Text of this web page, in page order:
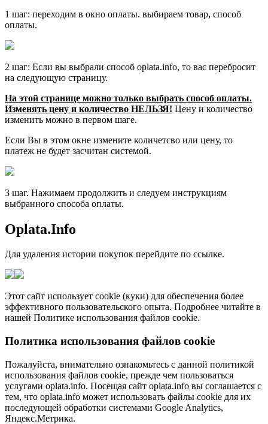
1 шаг: переходим в окно оплаты. выбираем товар, способ
оплаты.
2 шаг: Если вы выбрали способ oplata.info, то вас перебросит
на следующую страницу.
На этой странице можно только выбрать способ оплаты.
Изменять цену и количество НЕЛЬЗЯ! Цену и количество
изменить можно в первом шаге.
Если Вы в этом окне измените количетсво или цену, то
платеж не будет засчитан системой.
3 шаг. Нажимаем продолжить и следуем инструкциям
выбранного способа оплаты.
Oplata.Info
Для удаления истории покупок перейдите по ссылке.
Этот сайт использует cookie (куки) для обеспечения более
эффективного пользовательского опыта. Подробнее читайте в
нашей Политике использования файлов cookie.
Политика использования файлов cookie
Пожалуйста, внимательно ознакомьтесь с данной политикой
использования файлов cookie, прежде чем пользоваться
услугами oplata.info. Посещая сайт oplata.info вы соглашается с
тем, что oplata.info может использовать файлы cookie для их
последующей обработки системами Google Analytics,
Яндекс.Метрика.